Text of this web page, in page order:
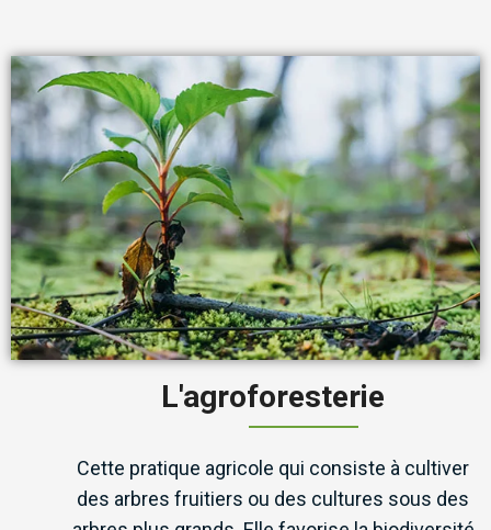
L'agroforesterie
Cette pratique agricole qui consiste à cultiver
des arbres fruitiers ou des cultures sous des